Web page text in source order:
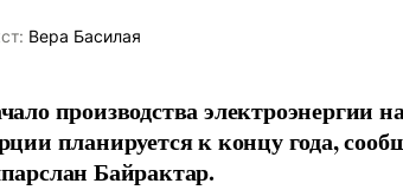
Вера Басилая
производства электроэнергии
планируется к концу года,
Байрактар.